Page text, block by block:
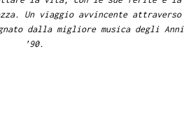
Un viaggio avvincente attraverso
dalla migliore musica degli Anni
’90.